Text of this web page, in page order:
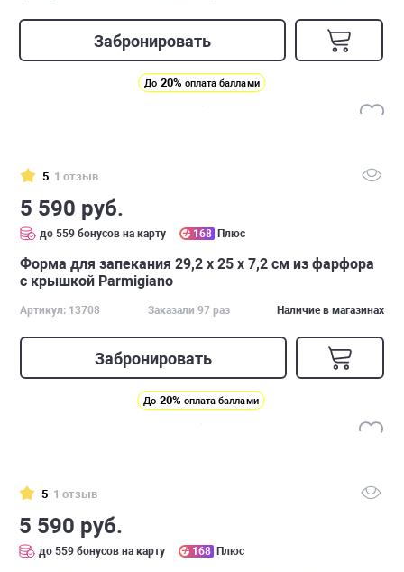
Забронировать
До 20% оплата баллами
5 1 отзыв
5 590 руб.
до 559 бонусов на карту 168 Плюс
Форма для запекания 29,2 х 25 х 7,2 см из фарфора
с крышкой Parmigiano
Артикул: 13708 Заказали 97 раз Наличие в магазинах
Забронировать
До 20% оплата баллами
5 1 отзыв
5 590 руб.
до 559 бонусов на карту 168 Плюс